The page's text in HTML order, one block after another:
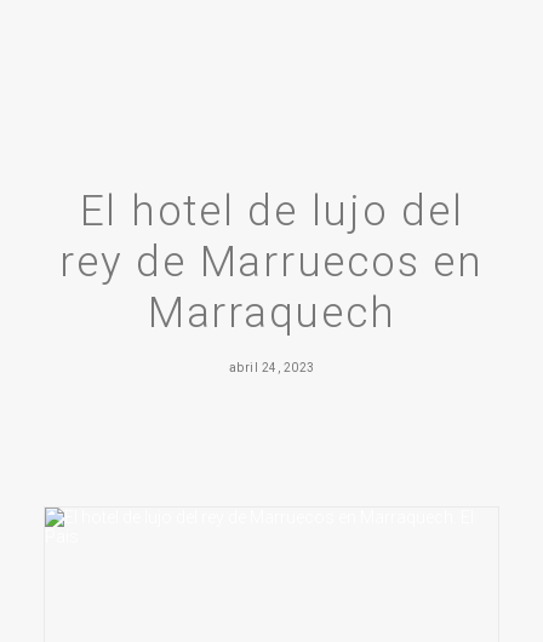
El hotel de lujo del
rey de Marruecos en
Marraquech
abril 24, 2023